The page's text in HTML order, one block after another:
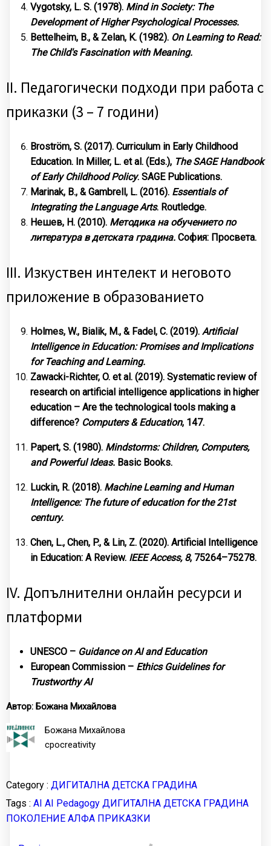
Vygotsky, L. S. (1978). Mind in Society: The
Development of Higher Psychological Processes.
Bettelheim, B., & Zelan, K. (1982). On Learning to Read:
The Child's Fascination with Meaning.
II. Педагогически подходи при работа с
приказки (3 – 7 години)
Broström, S. (2017). Curriculum in Early Childhood
Education. In Miller, L. et al. (Eds.), The SAGE Handbook
of Early Childhood Policy. SAGE Publications.
Marinak, B., & Gambrell, L. (2016). Essentials of
Integrating the Language Arts. Routledge.
Нешев, Н. (2010). Методика на обучението по
литература в детската градина. София: Просвета.
III. Изкуствен интелект и неговото
приложение в образованието
Holmes, W., Bialik, M., & Fadel, C. (2019). Artificial
Intelligence in Education: Promises and Implications
for Teaching and Learning.
Zawacki-Richter, O. et al. (2019). Systematic review of
research on artificial intelligence applications in higher
education – Are the technological tools making a
difference? Computers & Education, 147.
Papert, S. (1980). Mindstorms: Children, Computers,
and Powerful Ideas. Basic Books.
Luckin, R. (2018). Machine Learning and Human
Intelligence: The future of education for the 21st
century.
Chen, L., Chen, P., & Lin, Z. (2020). Artificial Intelligence
in Education: A Review. IEEE Access, 8, 75264–75278.
IV. Допълнителни онлайн ресурси и
платформи
UNESCO – Guidance on AI and Education
European Commission – Ethics Guidelines for
Trustworthy AI
Автор: Божана Михайлова
Божана Михайлова
cpocreativity
Category : ДИГИТАЛНА ДЕТСКА ГРАДИНА
Tags : AI AI Pedagogy ДИГИТАЛНА ДЕТСКА ГРАДИНА
ПОКОЛЕНИЕ АЛФА ПРИКАЗКИ